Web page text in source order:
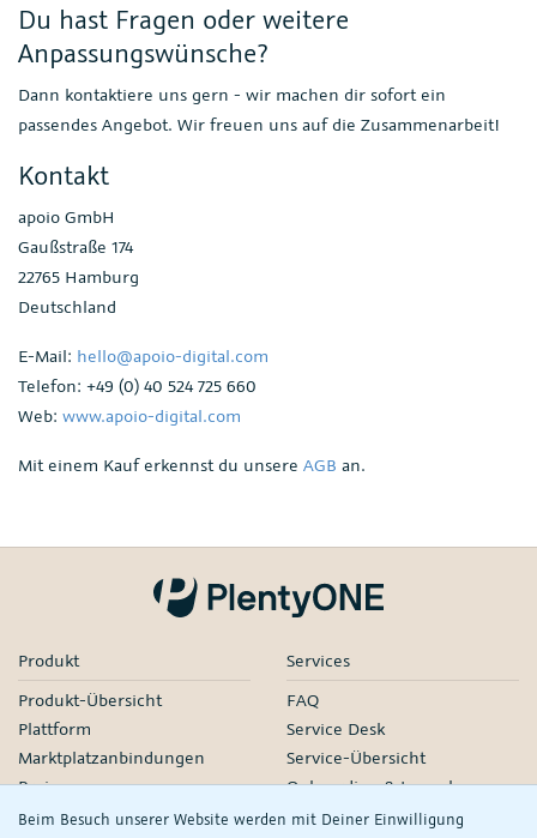
Beim Besuch unserer Website werden mit Deiner Einwilligung
Du hast Fragen oder weitere
Anpassungswünsche?
Dann kontaktiere uns gern - wir machen dir sofort ein
passendes Angebot. Wir freuen uns auf die Zusammenarbeit!
Kontakt
apoio GmbH
Gaußstraße 174
22765 Hamburg
Deutschland
E-Mail: hello@apoio-digital.com
Telefon: +49 (0) 40 524 725 660
Web: www.apoio-digital.com
Mit einem Kauf erkennst du unsere AGB an.
Produkt
Produkt-Übersicht
Plattform
Marktplatzanbindungen
Preise
Services
FAQ
Service Desk
Service-Übersicht
Onboarding & Launch
Services